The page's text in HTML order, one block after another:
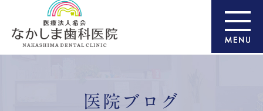
医院ブログ